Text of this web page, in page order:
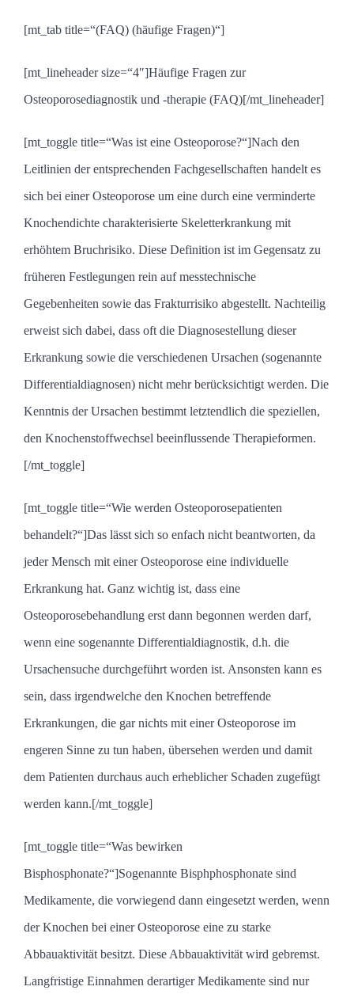
[mt_tab title=“(FAQ) (häufige Fragen)“]
[mt_lineheader size=“4″]Häufige Fragen zur
Osteoporosediagnostik und -therapie (FAQ)[/mt_lineheader]
[mt_toggle title=“Was ist eine Osteoporose?“]Nach den
Leitlinien der entsprechenden Fachgesellschaften handelt es
sich bei einer Osteoporose um eine durch eine verminderte
Knochendichte charakterisierte Skeletterkrankung mit
erhöhtem Bruchrisiko. Diese Definition ist im Gegensatz zu
früheren Festlegungen rein auf messtechnische
Gegebenheiten sowie das Frakturrisiko abgestellt. Nachteilig
erweist sich dabei, dass oft die Diagnosestellung dieser
Erkrankung sowie die verschiedenen Ursachen (sogenannte
Differentialdiagnosen) nicht mehr berücksichtigt werden. Die
Kenntnis der Ursachen bestimmt letztendlich die speziellen,
den Knochenstoffwechsel beeinflussende Therapieformen.
[/mt_toggle]
[mt_toggle title=“Wie werden Osteoporosepatienten
behandelt?“]Das lässt sich so enfach nicht beantworten, da
jeder Mensch mit einer Osteoporose eine individuelle
Erkrankung hat. Ganz wichtig ist, dass eine
Osteoporosebehandlung erst dann begonnen werden darf,
wenn eine sogenannte Differentialdiagnostik, d.h. die
Ursachensuche durchgeführt worden ist. Ansonsten kann es
sein, dass irgendwelche den Knochen betreffende
Erkrankungen, die gar nichts mit einer Osteoporose im
engeren Sinne zu tun haben, übersehen werden und damit
dem Patienten durchaus auch erheblicher Schaden zugefügt
werden kann.[/mt_toggle]
[mt_toggle title=“Was bewirken
Bisphosphonate?“]Sogenannte Bisphphosphonate sind
Medikamente, die vorwiegend dann eingesetzt werden, wenn
der Knochen bei einer Osteoporose eine zu starke
Abbauaktivität besitzt. Diese Abbauaktivität wird gebremst.
Langfristige Einnahmen derartiger Medikamente sind nur